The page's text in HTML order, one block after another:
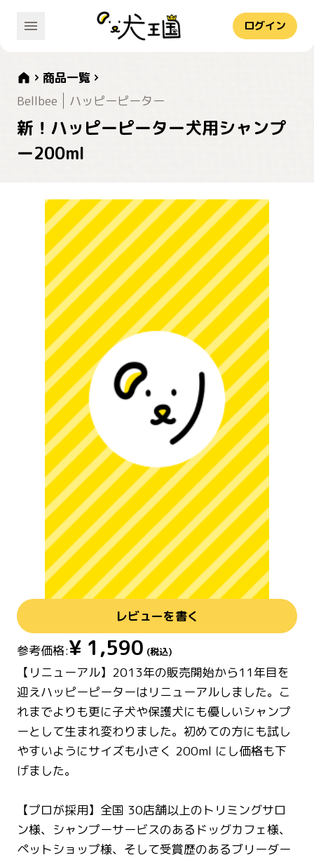
ログイン
商品一覧
Bellbee
ハッピーピーター
新！ハッピーピーター犬用シャンプ
ー200ml
レビューを書く
参考価格:¥ 1,590 (税込)
【リニューアル】2013年の販売開始から11年目を
迎えハッピーピーターはリニューアルしました。こ
れまでよりも更に子犬や保護犬にも優しいシャンプ
ーとして生まれ変わりました。初めての方にも試し
やすいようにサイズも小さく 200ml にし価格も下
げました。
【プロが採用】全国 30店舗以上のトリミングサロ
ン様、シャンプーサービスのあるドッグカフェ様、
ペットショップ様、そして受賞歴のあるブリーダー